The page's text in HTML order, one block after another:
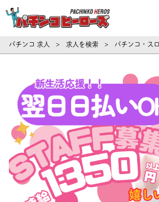
パチンコ求
パチンコ 求人 > 求人を検索 > パチンコ・ス